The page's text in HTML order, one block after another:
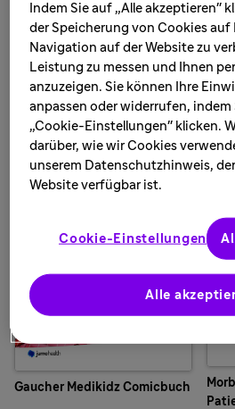
Weitere lnformationen finden Sie
Comicbuch so wie der Morbus
Patientenbroschüre
Gaucher Medikidz Comicbuch
Indem Sie auf „Alle akzeptieren"
der Speicherung von Cookies auf
Navigation auf der Website zu
Leistung zu messen und Ihnen
anzuzeigen. Sie können Ihre
anpassen oder widerrufen, indem
„Cookie-Einstellungen" klicken.
darüber, wie wir Cookies
unserem Datenschutzhinweis,
Website verfügbar ist.
Cookie-Einstellungen
Alle